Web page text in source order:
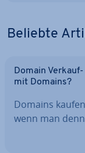
Beliebte
Domain
mit Domains?
Domains
wenn man